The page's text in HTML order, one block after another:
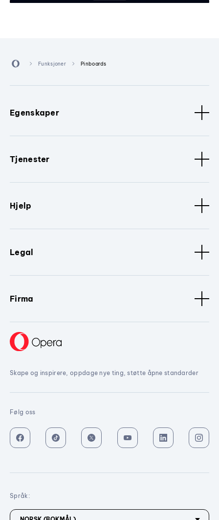
Funksjoner Pinboards
Egenskaper
Tjenester
Hjelp
Legal
Firma
Skape og inspirere, oppdage nye ting, støtte åpne standarder
Følg oss
Språk: